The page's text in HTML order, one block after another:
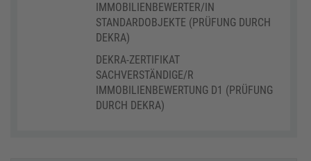
IMMOBILIENBEWERTER/IN
STANDARDOBJEKTE (PRÜFUNG DURCH
DEKRA)
DEKRA-ZERTIFIKAT
SACHVERSTÄNDIGE/R
IMMOBILIENBEWERTUNG D1 (PRÜFUNG
DURCH DEKRA)